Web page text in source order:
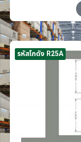
รหัสโกดัง R25A